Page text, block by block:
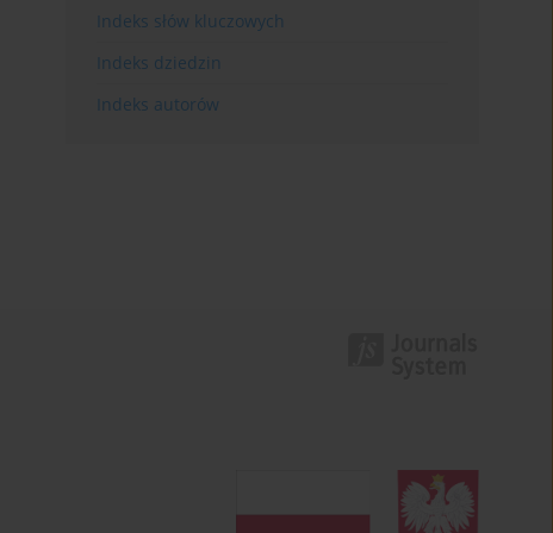
Indeks słów kluczowych
Indeks dziedzin
Indeks autorów